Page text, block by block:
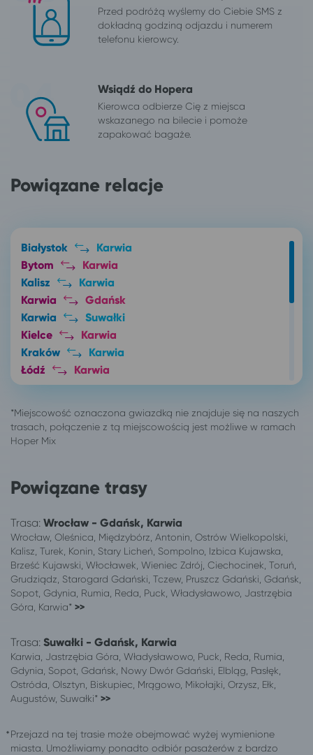
Przed podróżą wyślemy do Ciebie SMS z
dokładną godziną odjazdu i numerem
telefonu kierowcy.
Wsiądź do Hopera
Kierowca odbierze Cię z miejsca
wskazanego na bilecie i pomoże
zapakować bagaże.
Powiązane relacje
Białystok
Karwia
Bytom
Karwia
Kalisz
Karwia
Karwia
Gdańsk
Karwia
Suwałki
Kielce
Karwia
Kraków
Karwia
Łódź
Karwia
Olsztyn
Karwia
Pabianice
Karwia
Radom
Wieluń
Karwia
Wrocław
Karwia
Zgierz
Karwia
Powiązane trasy
Trasa: Wrocław - Gdańsk, Karwia
Wrocław, Oleśnica, Międzybórz, Antonin, Ostrów Wielkopolski,
Kalisz, Turek, Konin, Stary Licheń, Sompolno, Izbica Kujawska,
Brześć Kujawski, Włocławek, Wieniec Zdrój, Ciechocinek, Toruń,
Grudziądz, Starogard Gdański, Tczew, Pruszcz Gdański, Gdańsk,
Sopot, Gdynia, Rumia, Reda, Puck, Władysławowo, Jastrzębia
Góra, Karwia* >>
Trasa: Suwałki - Gdańsk, Karwia
Karwia, Jastrzębia Góra, Władysławowo, Puck, Reda, Rumia,
Gdynia, Sopot, Gdańsk, Nowy Dwór Gdański, Elbląg, Pasłęk,
Ostróda, Olsztyn, Biskupiec, Mrągowo, Mikołajki, Orzysz, Ełk,
Augustów, Suwałki* >>
Przejazd na tej trasie może obejmować wyżej wymienione
miasta. Umożliwiamy ponadto odbiór pasażerów z bardzo